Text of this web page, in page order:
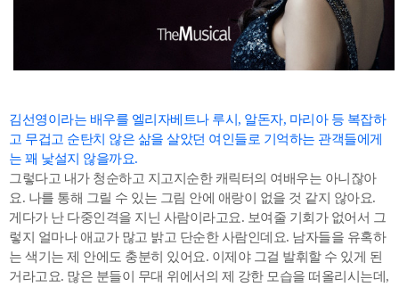
김선영이라는 배우를 엘리자베트나 루시, 알돈자, 마리아 등 복잡하
고 무겁고 순탄치 않은 삶을 살았던 여인들로 기억하는 관객들에게
는 꽤 낯설지 않을까요.
그렇다고 내가 청순하고 지고지순한 캐릭터의 여배우는 아니잖아
요. 나를 통해 그릴 수 있는 그림 안에 애랑이 없을 것 같지 않아요.
게다가 난 다중인격을 지닌 사람이라고요. 보여줄 기회가 없어서 그
렇지 얼마나 애교가 많고 밝고 단순한 사람인데요. 남자들을 유혹하
는 색기는 제 안에도 충분히 있어요. 이제야 그걸 발휘할 수 있게 된
거라고요. 많은 분들이 무대 위에서의 제 강한 모습을 떠올리시는데,